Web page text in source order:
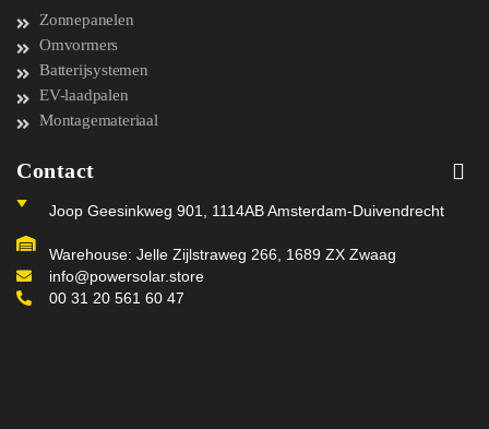
Zonnepanelen
Omvormers
Batterijsystemen
EV-laadpalen
Montagemateriaal
Contact
Joop Geesinkweg 901, 1114AB Amsterdam-Duivendrecht
Warehouse: Jelle Zijlstraweg 266, 1689 ZX Zwaag
info@powersolar.store
00 31 20 561 60 47